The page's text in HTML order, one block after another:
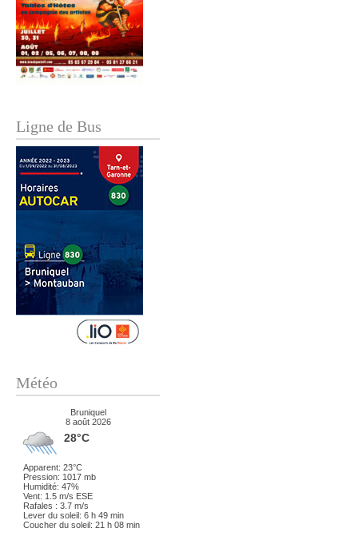
Ligne de Bus
Météo
Bruniquel
8 août 2026
28°C
Apparent: 23°C
Pression: 1017 mb
Humidité: 47%
Vent: 1.5 m/s ESE
Rafales : 3.7 m/s
Lever du soleil: 6 h 49 min
Coucher du soleil: 21 h 08 min